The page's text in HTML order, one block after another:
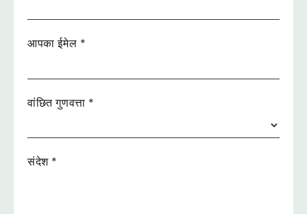
आपका ईमेल *
वांछित गुणवत्ता *
संदेश *